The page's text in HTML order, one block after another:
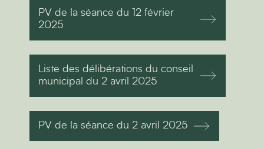
PV de la séance du 12 février
2025
Liste des délibérations du conseil
municipal du 2 avril 2025
PV de la séance du 2 avril 2025